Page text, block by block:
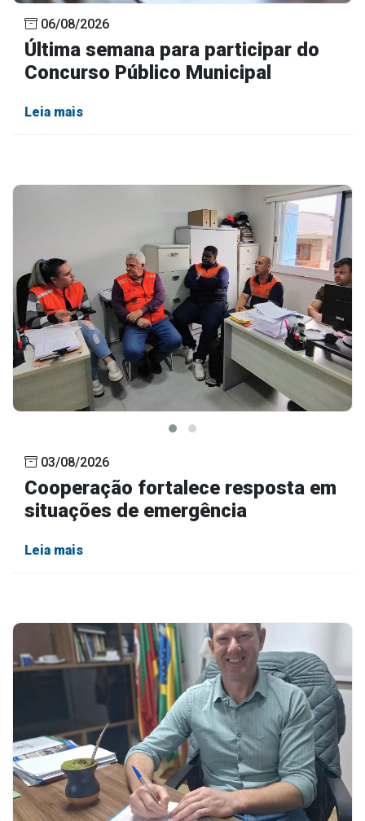
Transparência
Portal da Transparência
Radar da Transparência
Cespro
Contato
Página Inicial
06/08/2026
Última semana para participar do
Concurso Público Municipal
Leia mais
03/08/2026
Cooperação fortalece resposta em
situações de emergência
Leia mais